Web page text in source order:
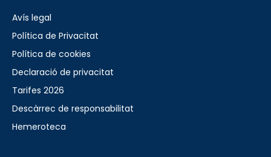
Avís legal
Política de Privacitat
Política de cookies
Declaració de privacitat
Tarifes 2026
Descàrrec de responsabilitat
Hemeroteca